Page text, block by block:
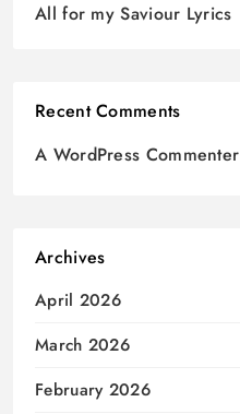
All for my Saviour Lyrics
Recent Comments
A WordPress Commenter
Archives
April 2026
March 2026
February 2026